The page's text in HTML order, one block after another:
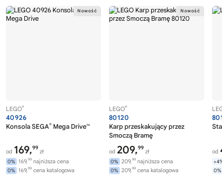
LEGO®
40926
Konsola SEGA® Mega Drive™
od 169,99
zł
0% 169,99 najniższa cena
0% 169,99 cena katalogowa
LEGO®
80120
Karp przeskakujący przez
Smoczą Bramę
od 209,99
zł
0% 209,99 najniższa cena
0% 209,99 cena katalogowa
od
0%